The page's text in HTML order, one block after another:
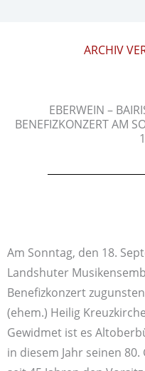
ARCHIV
EBERWEIN –
BENEFIZKONZERT AM
Am Sonntag, den 18.
Landshuter
Benefizkonzert
(ehem.) Heilig
Gewidmet ist es
in diesem Jahr seinen